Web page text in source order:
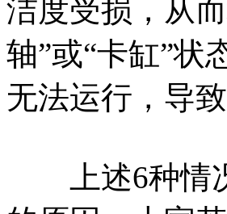
洁度受损，从
轴”或“卡缸”状
无法运行，导
上述6种情况